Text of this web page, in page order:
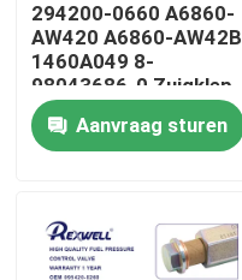
Huis
Video's
294200-0660 A6860-
AW420 A6860-AW42B
1460A049 8-
98043686-0 Zuigklep
voor Nissan Almera
Navara NP300 X-Trail
Primera Mitsubishi
Aanvraag sturen